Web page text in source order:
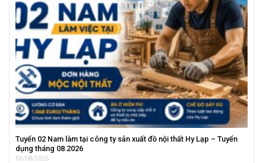
Tuyển 02 Nam làm tại công ty sản xuất đồ nội thất Hy Lạp – Tuyển
dụng tháng 08.2026
01/08/2026